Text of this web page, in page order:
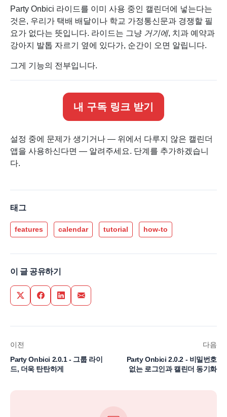
Party Onbici 라이드를 이미 사용 중인 캘린더에 넣는다는
것은, 우리가 택배 배달이나 학교 가정통신문과 경쟁할 필
요가 없다는 뜻입니다. 라이드는 그냥 거기에, 치과 예약과
강아지 발톱 자르기 옆에 있다가, 순간이 오면 알립니다.
그게 기능의 전부입니다.
내 구독 링크 받기
설정 중에 문제가 생기거나 — 위에서 다루지 않은 캘린더
앱을 사용하신다면 — 알려주세요. 단계를 추가하겠습니
다.
태그
features calendar tutorial how-to
이 글 공유하기
Share on Twitter
Share on Facebook
Share on LinkedIn
Share via Email
이전
Party Onbici 2.0.1 - 그룹 라이
드, 더욱 탄탄하게
다음
Party Onbici 2.0.2 - 비밀번호
없는 로그인과 캘린더 동기화